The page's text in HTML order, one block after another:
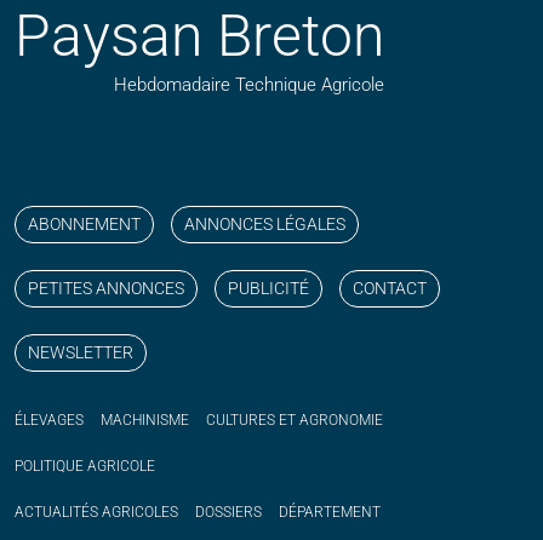
Paysan Breton
Hebdomadaire Technique Agricole
ABONNEMENT ANNONCES LÉGALES
PETITES ANNONCES PUBLICITÉ CONTACT
NEWSLETTER
ÉLEVAGES MACHINISME CULTURES ET AGRONOMIE
POLITIQUE AGRICOLE
ACTUALITÉS AGRICOLES DOSSIERS DÉPARTEMENT